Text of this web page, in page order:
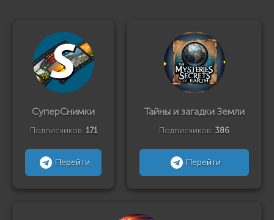
СуперСнимки
Подписчиков: 171
Перейти
Тайны и загадки Земли
Подписчиков: 386
Перейти